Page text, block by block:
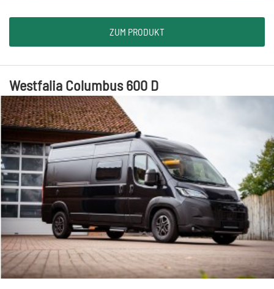
ZUM PRODUKT
Westfalia Columbus 600 D